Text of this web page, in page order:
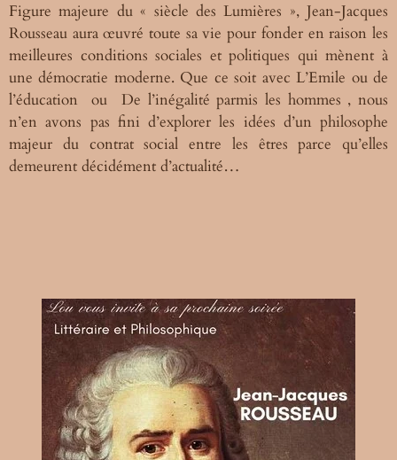
Figure majeure du « siècle des Lumières », Jean-Jacques
Rousseau aura œuvré toute sa vie pour fonder en raison les
meilleures conditions sociales et politiques qui mènent à
unedémocratie moderne. Que ce soit avecL’Emile ou de
l’éducation
ou De l’inégalité parmis les hommes , nous
n’en avons pas fini d’explorer les idées d’un philosophe
majeur du contrat social entre les êtres parce qu’elles
demeurent décidément d’actualité…